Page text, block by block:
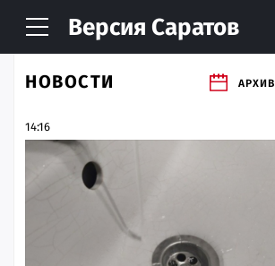
Версия Саратов
НОВОСТИ АРХИВ
14:16